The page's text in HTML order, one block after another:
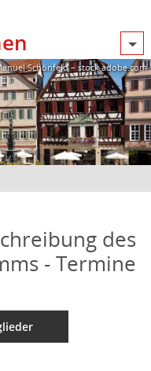
Schönfeld – stock.adobe.com
des
- Termine